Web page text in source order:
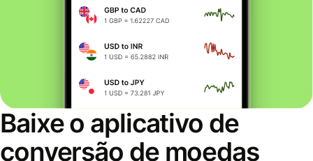
Baixe o aplicativo de
conversão de moedas